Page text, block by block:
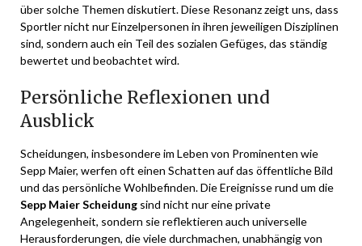
über solche Themen diskutiert. Diese Resonanz zeigt uns, dass
Sportler nicht nur Einzelpersonen in ihren jeweiligen Disziplinen
sind, sondern auch ein Teil des sozialen Gefüges, das ständig
bewertet und beobachtet wird.
Persönliche Reflexionen und
Ausblick
Scheidungen, insbesondere im Leben von Prominenten wie
Sepp Maier, werfen oft einen Schatten auf das öffentliche Bild
und das persönliche Wohlbefinden. Die Ereignisse rund um die
Sepp Maier Scheidung sind nicht nur eine private
Angelegenheit, sondern sie reflektieren auch universelle
Herausforderungen, die viele durchmachen, unabhängig von